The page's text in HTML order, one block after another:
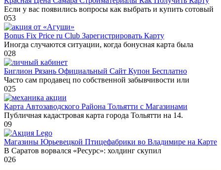
Если у вас появились вопросы как выбрать и купить сотовый
053
Bonus Fix Price ru Club Зарегистрировать Карту
Иногда случаются ситуации, когда бонусная карта была
028
Биглион Рязань Официальный Сайт Купон Бесплатно
Часто сам продавец по собственной забывчивости или
025
Карта Автозаводского Района Тольятти с Магазинами
Публичная кадастровая карта города Тольятти на 14.
09
Магазины Юрьевецкой Птицефабрики во Владимире на Карте
В Саратов ворвался «Ресурс»: холдинг скупил
026